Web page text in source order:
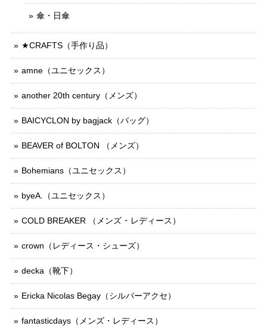
傘・日傘
★CRAFTS（手作り品）
amne（ユニセックス）
another 20th century（メンズ）
BAICYCLON by bagjack（バッグ）
BEAVER of BOLTON （メンズ）
Bohemians（ユニセックス）
byeA.（ユニセックス）
COLD BREAKER （メンズ ･ レディース）
crown（レディース・シューズ）
decka（靴下）
Ericka Nicolas Begay（シルバーアクセ）
fantasticdays（メンズ・レディース）